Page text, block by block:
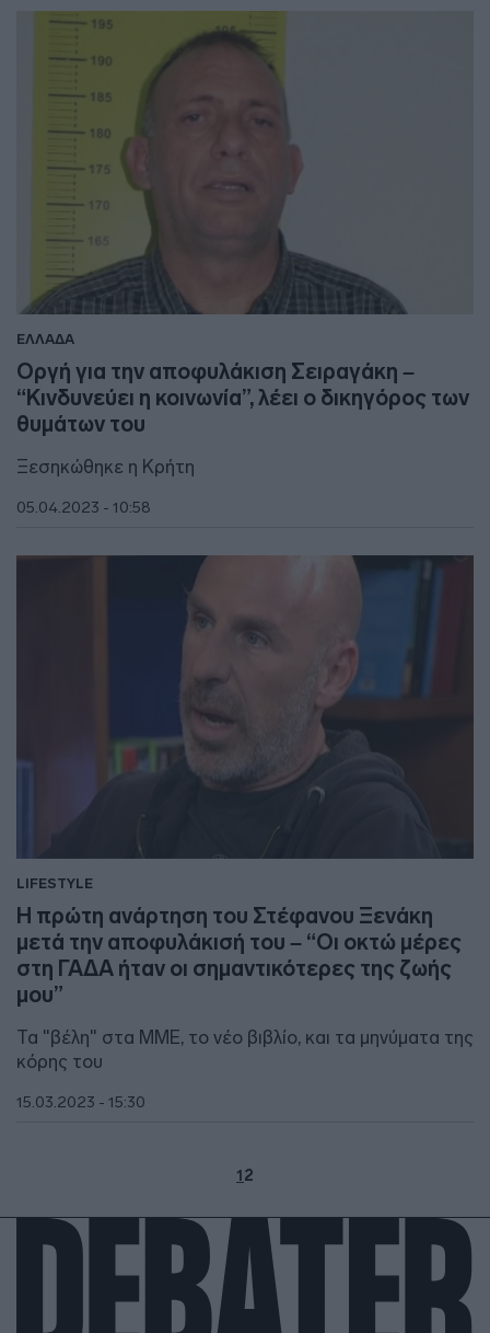
ΕΛΛΑΔΑ
Οργή για την αποφυλάκιση Σειραγάκη –
“Κινδυνεύει η κοινωνία”, λέει ο δικηγόρος των
θυμάτων του
Ξεσηκώθηκε η Κρήτη
05.04.2023 - 10:58
LIFESTYLE
Η πρώτη ανάρτηση του Στέφανου Ξενάκη
μετά την αποφυλάκισή του – “Οι οκτώ μέρες
στη ΓΑΔΑ ήταν οι σημαντικότερες της ζωής
μου”
Τα "βέλη" στα ΜΜΕ, το νέο βιβλίο, και τα μηνύματα της
κόρης του
15.03.2023 - 15:30
12